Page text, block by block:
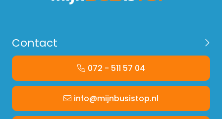
Contact
072 - 511 57 04
info@mijnbusistop.nl